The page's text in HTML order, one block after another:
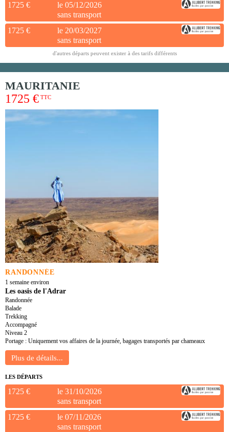
1725 €
le 05/12/2026
sans transport
1725 €
le 20/03/2027
sans transport
d'autres départs peuvent exister à des tarifs différents
MAURITANIE
1725 € TTC
RANDONNÉE
1 semaine environ
Les oasis de l'Adrar
Randonnée
Balade
Trekking
Accompagné
Niveau 2
Portage : Uniquement vos affaires de la journée, bagages transportés par chameaux
LES DÉPARTS
1725 €
le 31/10/2026
sans transport
1725 €
le 07/11/2026
sans transport